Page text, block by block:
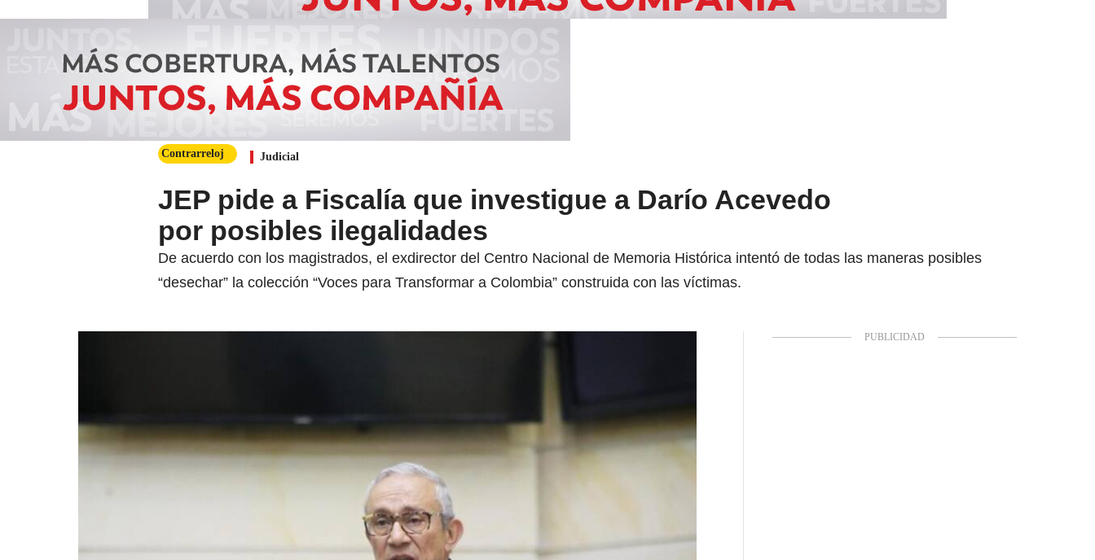
Contrarreloj Judicial
JEP pide a Fiscalía que investigue a Darío Acevedo
por posibles ilegalidades
De acuerdo con los magistrados, el exdirector del Centro Nacional de Memoria Histórica intentó de todas las maneras posibles
“desechar” la colección “Voces para Transformar a Colombia” construida con las víctimas.